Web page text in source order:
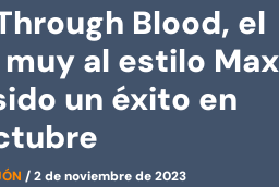
Blood, el
al estilo Max
un éxito en
/2 de noviembre de 2023